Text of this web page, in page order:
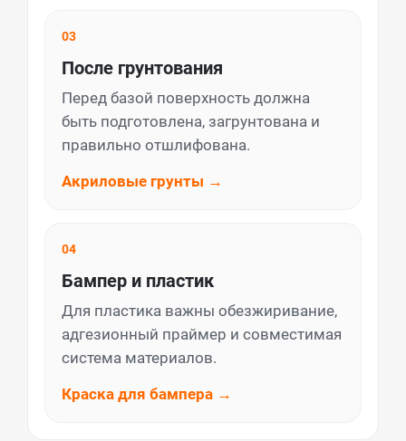
03
После грунтования
Перед базой поверхность должна
быть подготовлена, загрунтована и
правильно отшлифована.
Акриловые грунты →
04
Бампер и пластик
Для пластика важны обезжиривание,
адгезионный праймер и совместимая
система материалов.
Краска для бампера →